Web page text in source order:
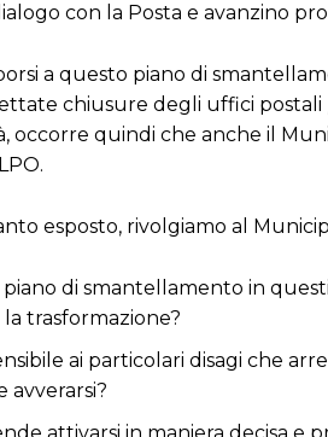
con la Posta e avanzino
a questo piano di
chiusure degli uffici postali
occorre quindi che anche il
esposto, rivolgiamo al
piano di smantellamento in
trasformazione?
ai particolari disagi che
avverarsi?